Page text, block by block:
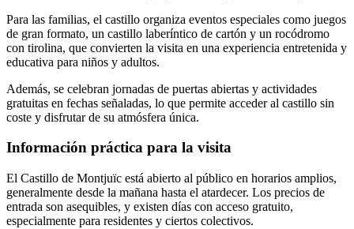
Para las familias, el castillo organiza eventos especiales como juegos
de gran formato, un castillo laberíntico de cartón y un rocódromo
con tirolina, que convierten la visita en una experiencia entretenida y
educativa para niños y adultos.
Además, se celebran jornadas de puertas abiertas y actividades
gratuitas en fechas señaladas, lo que permite acceder al castillo sin
coste y disfrutar de su atmósfera única.
Información práctica para la visita
El Castillo de Montjuïc está abierto al público en horarios amplios,
generalmente desde la mañana hasta el atardecer. Los precios de
entrada son asequibles, y existen días con acceso gratuito,
especialmente para residentes y ciertos colectivos.